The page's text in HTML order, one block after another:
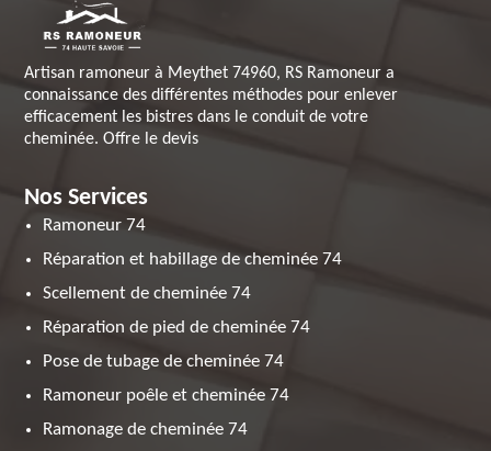
Artisan ramoneur à Meythet 74960, RS Ramoneur a
connaissance des différentes méthodes pour enlever
efficacement les bistres dans le conduit de votre
cheminée. Offre le devis
Nos Services
Ramoneur 74
Réparation et habillage de cheminée 74
Scellement de cheminée 74
Réparation de pied de cheminée 74
Pose de tubage de cheminée 74
Ramoneur poêle et cheminée 74
Ramonage de cheminée 74